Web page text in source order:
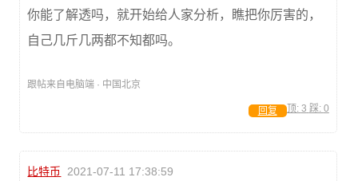
你能了解透吗，就开始给人家分析，瞧把你厉害的，
自己几斤几两都不知都吗。
跟帖来自电脑端 · 中国北京
顶: 3 踩: 0
回复
比特币 2021-07-11 17:38:59